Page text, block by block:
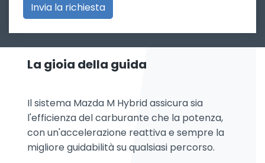
La gioia della guida
Il sistema Mazda M Hybrid assicura sia
l'efficienza del carburante che la potenza,
con un'accelerazione reattiva e sempre la
migliore guidabilità su qualsiasi percorso.